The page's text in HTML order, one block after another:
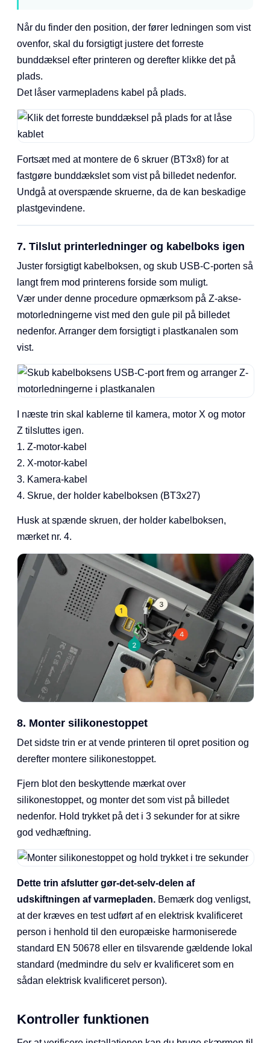
Når du finder den position, der fører ledningen som vist
ovenfor, skal du forsigtigt justere det forreste
bunddæksel efter printeren og derefter klikke det på
plads.
Det låser varmepladens kabel på plads.
Fortsæt med at montere de 6 skruer (BT3x8) for at
fastgøre bunddækslet som vist på billedet nedenfor.
Undgå at overspænde skruerne, da de kan beskadige
plastgevindene.
7. Tilslut printerledninger og kabelboks igen
Juster forsigtigt kabelboksen, og skub USB-C-porten så
langt frem mod printerens forside som muligt.
Vær under denne procedure opmærksom på Z-akse-
motorledningerne vist med den gule pil på billedet
nedenfor. Arranger dem forsigtigt i plastkanalen som
vist.
I næste trin skal kablerne til kamera, motor X og motor
Z tilsluttes igen.
1. Z-motor-kabel
2. X-motor-kabel
3. Kamera-kabel
4. Skrue, der holder kabelboksen (BT3x27)
Husk at spænde skruen, der holder kabelboksen,
mærket nr. 4.
8. Monter silikonestoppet
Det sidste trin er at vende printeren til opret position og
derefter montere silikonestoppet.
Fjern blot den beskyttende mærkat over
silikonestoppet, og monter det som vist på billedet
nedenfor. Hold trykket på det i 3 sekunder for at sikre
god vedhæftning.
Dette trin afslutter gør-det-selv-delen af
udskiftningen af varmepladen. Bemærk dog venligst,
at der kræves en test udført af en elektrisk kvalificeret
person i henhold til den europæiske harmoniserede
standard EN 50678 eller en tilsvarende gældende lokal
standard (medmindre du selv er kvalificeret som en
sådan elektrisk kvalificeret person).
Kontroller funktionen